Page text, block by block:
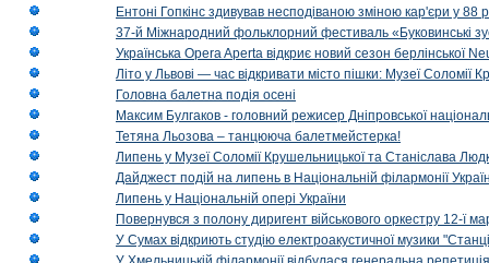
Ентоні Гопкінс здивував несподіваною зміною кар'єри у 88
37-й Міжнародний фольклорний фестиваль «Буковинські
Українська Opera Aperta відкриє новий сезон берлінської
Літо у Львові — час відкривати місто пішки: Музеї Соломії
Головна балетна подія осені
Максим Булгаков - головний режисер Дніпровської
Тетяна Льозова – танцююча балетмейстерка!
Липень у Музеї Соломії Крушельницької та Станіслава
Дайджест подій на липень в Національній філармонії
Липень у Національній опері України
Повернувся з полону диригент військового оркестру 12-ї
У Сумах відкриють студію електроакустичної музики